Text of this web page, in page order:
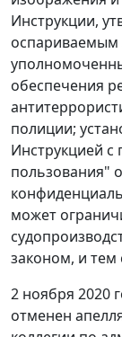
Инструкции,
обеспечения
полиции;
Инструкцией с
пользования"
может
законом, и тем
2 ноября 2020
отменен